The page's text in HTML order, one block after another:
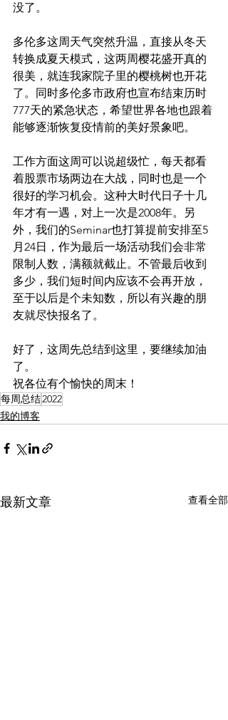
没了。
多伦多这周天气突然升温，直接从冬天
转换成夏天模式，这两周樱花盛开真的
很美，就连我家院子里的樱桃树也开花
了。同时多伦多市政府也宣布结束历时
777天的紧急状态，希望世界各地也跟着
能够逐渐恢复疫情前的美好景象吧。
工作方面这周可以说超级忙，每天都看
着股票市场两边在大战，同时也是一个
很好的学习机会。这种大时代日子十几
年才有一遇，对上一次是2008年。另
外，我们的Seminar也打算提前安排至5
月24日，作为最后一场活动我们会非常
限制人数，满额就截止。不管最后收到
多少，我们短时间内应该不会再开放，
至于以后是个未知数，所以有兴趣的朋
友就尽快报名了。
好了，这周先总结到这里，要继续加油
了。
祝各位有个愉快的周末！
每周总结2022
我的博客
最新文章 查看全部